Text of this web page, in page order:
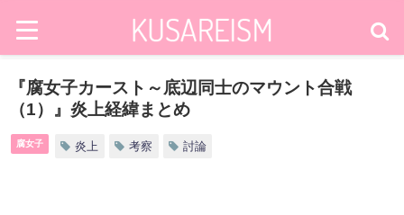
『腐女子カースト～底辺同士のマウント合戦
（1）』炎上経緯まとめ
腐女子 炎上 考察 討論